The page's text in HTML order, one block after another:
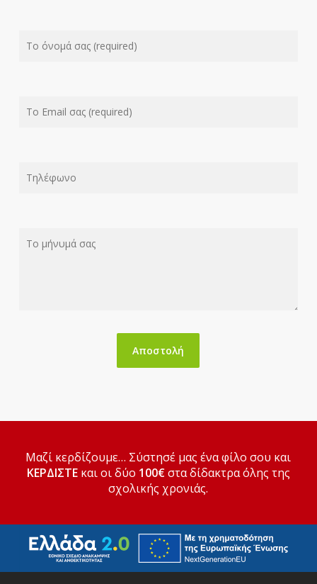
Μαζί κερδίζουμε… Σύστησέ μας ένα φίλο σου και
ΚΕΡΔΙΣΤΕκαι οι δύο 100€στα δίδακτρα όλης της
σχολικής χρονιάς.